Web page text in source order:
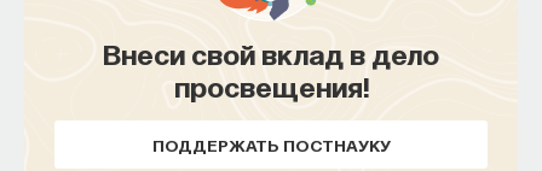
Внеси свой вклад в дело
просвещения!
ПОДДЕРЖАТЬ ПОСТНАУКУ